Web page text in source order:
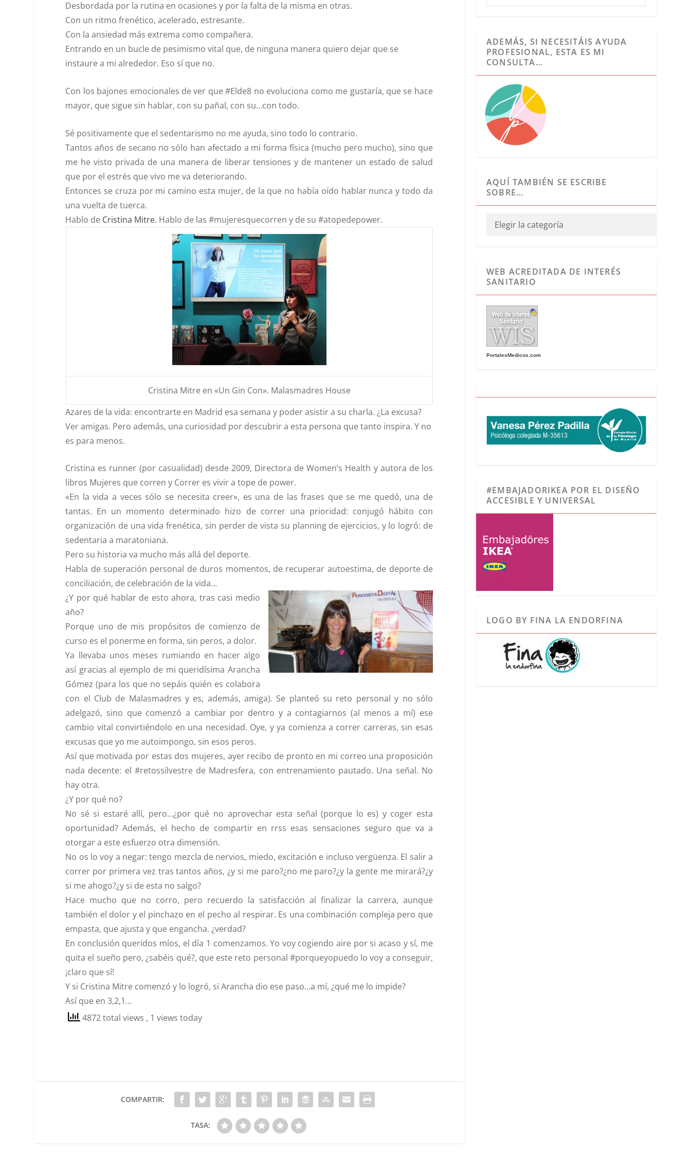
Desbordada por la rutina en ocasiones y por la falta de la misma en otras.
Con un ritmo frenético, acelerado, estresante.
Con la ansiedad más extrema como compañera.
Entrando en un bucle de pesimismo vital que, de ninguna manera quiero dejar que se
instaure a mi alrededor. Eso sí que no.
Con los bajones emocionales de ver que #Elde8 no evoluciona como me gustaría, que se hace
mayor, que sigue sin hablar, con su pañal, con su…con todo.
Sé positivamente que el sedentarismo no me ayuda, sino todo lo contrario.
Tantos años de secano no sólo han afectado a mi forma física (mucho pero mucho), sino que
me he visto privada de una manera de liberar tensiones y de mantener un estado de salud
que por el estrés que vivo me va deteriorando.
Entonces se cruza por mi camino esta mujer, de la que no había oído hablar nunca y todo da
una vuelta de tuerca.
Hablo de Cristina Mitre. Hablo de las#mujeresquecorren y de su#atopedepower.
Cristina Mitre en «Un Gin Con». Malasmadres House
Azares de la vida: encontrarte en Madrid esa semana y poder asistir a su charla. ¿La excusa?
Ver amigas. Pero además, una curiosidad por descubrir a esta persona que tanto inspira. Y no
es para menos.
Cristina es runner (por casualidad) desde 2009, Directora de Women’s Health y autora de los
libros Mujeres que corren y Correr es vivir a tope de power.
«En la vida a veces sólo se necesita creer», es una de las frases que se me quedó, una de
tantas. En un momento determinado hizo de correr una prioridad: conjugó hábito con
organización de una vida frenética, sin perder de vista su planning de ejercicios, y lo logró: de
sedentaria a maratoniana.
Pero su historia va mucho más allá del deporte.
Habla de superación personal de duros momentos, de recuperar autoestima, de deporte de
conciliación, de celebración de la vida…
¿Y por qué hablar de esto ahora, tras casi medio
año?
Porque uno de mis propósitos de comienzo de
curso es el ponerme en forma, sin peros, a dolor.
Ya llevaba unos meses rumiando en hacer algo
así gracias al ejemplo de mi queridísima Arancha
Gómez (para los que no sepáis quién es colabora
con el Club de Malasmadres y es, además, amiga). Se planteó su reto personal y no sólo
adelgazó, sino que comenzó a cambiar por dentro y a contagiarnos (al menos a mí) ese
cambio vital convirtiéndolo en una necesidad. Oye, y ya comienza a correr carreras, sin esas
excusas que yo me autoimpongo, sin esos peros.
Así que motivada por estas dos mujeres, ayer recibo de pronto en mi correo una proposición
nada decente: el #retossilvestre de Madresfera, con entrenamiento pautado. Una señal. No
hay otra.
¿Y por qué no?
No sé si estaré allí, pero…¿por qué no aprovechar esta señal (porque lo es) y coger esta
oportunidad? Además, el hecho de compartir en rrss esas sensaciones seguro que va a
otorgar a este esfuerzo otra dimensión.
No os lo voy a negar: tengo mezcla de nervios, miedo, excitación e incluso vergüenza. El salir a
correr por primera vez tras tantos años, ¿y si me paro?¿no me paro?¿y la gente me mirará?¿y
si me ahogo?¿y si de esta no salgo?
Hace mucho que no corro, pero recuerdo la satisfacción al finalizar la carrera, aunque
también el dolor y el pinchazo en el pecho al respirar. Es una combinación compleja pero que
empasta, que ajusta y que engancha. ¿verdad?
En conclusión queridos míos, el día 1 comenzamos. Yo voy cogiendo aire por si acaso y sí, me
quita el sueño pero, ¿sabéis qué?, que este reto personal #porqueyopuedo lo voy a conseguir,
¡claro que sí!
Y si Cristina Mitre comenzó y lo logró, si Arancha dio ese paso…a mí, ¿qué me lo impide?
Así que en 3,2,1…
4872 total views , 1 views today
COMPARTIR:
TASA:
ADEMÁS, SI NECESITÁIS AYUDA
PROFESIONAL, ESTA ES MI
CONSULTA…
AQUÍ TAMBIÉN SE ESCRIBE
SOBRE…
WEB ACREDITADA DE INTERÉS
SANITARIO
PortalesMedicos.com
#EMBAJADORIKEA POR EL DISEÑO
ACCESIBLE Y UNIVERSAL
LOGO BY FINA LA ENDORFINA